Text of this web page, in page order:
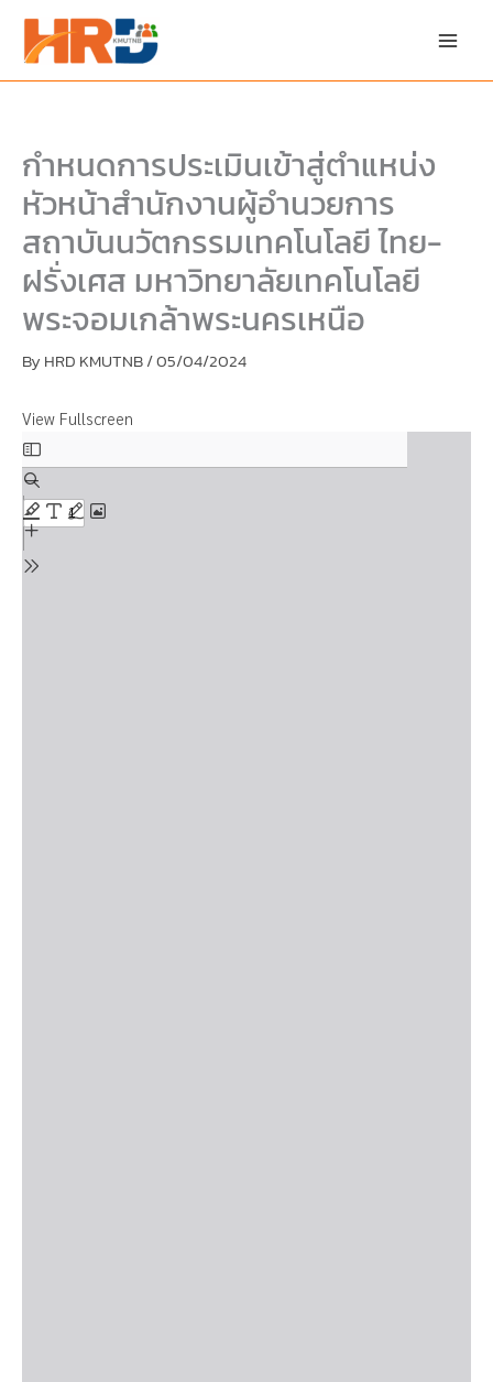
content
กำหนดการประเมินเข้าสู่ตำแหน่ง
หัวหน้าสำนักงานผู้อำนวยการ
สถาบันนวัตกรรมเทคโนโลยี ไทย-
ฝรั่งเศส มหาวิทยาลัยเทคโนโลยี
พระจอมเกล้าพระนครเหนือ
By HRD KMUTNB/05/04/2024
View Fullscreen
PDF